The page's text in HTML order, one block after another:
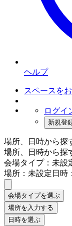
ヘルプ
スペースを
ログイ
新規登
場所、日時から探
場所、日時から探
会場タイプ：未設
場所：未設定日時
会場タイプを選ぶ
場所を入力する
日時を選ぶ